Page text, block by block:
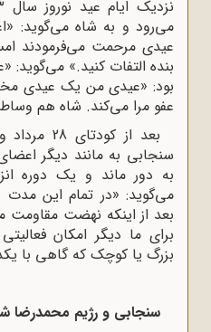
می‌‌رود و به شاه می‌‌گوید:
عیدی مرحمت می‌‌فرمودند
بنده التفات کنید.»
بود: «عیدی من یک عیدی
عفو مرا می‌‌کند. شاه هم
بعد از
سنجابی به مانند دیگر
به دور ماند و یک دوره
می‌گوید: «در تمام این
بعد از اینکه نهضت مقاومت
برای ما دیگر امکان
بزرگ یا کوچک که گاهی با
سنجابی و رژیم محمدرضا